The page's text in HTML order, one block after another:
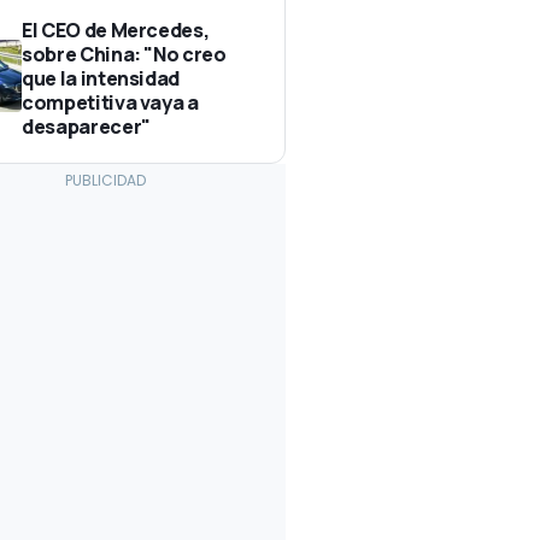
El CEO de Mercedes,
sobre China: "No creo
que la intensidad
competitiva vaya a
desaparecer"